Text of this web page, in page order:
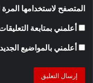
المتصفح لاستخدامها
أعلمني بمتابعة
أعلمني بالمواضيع